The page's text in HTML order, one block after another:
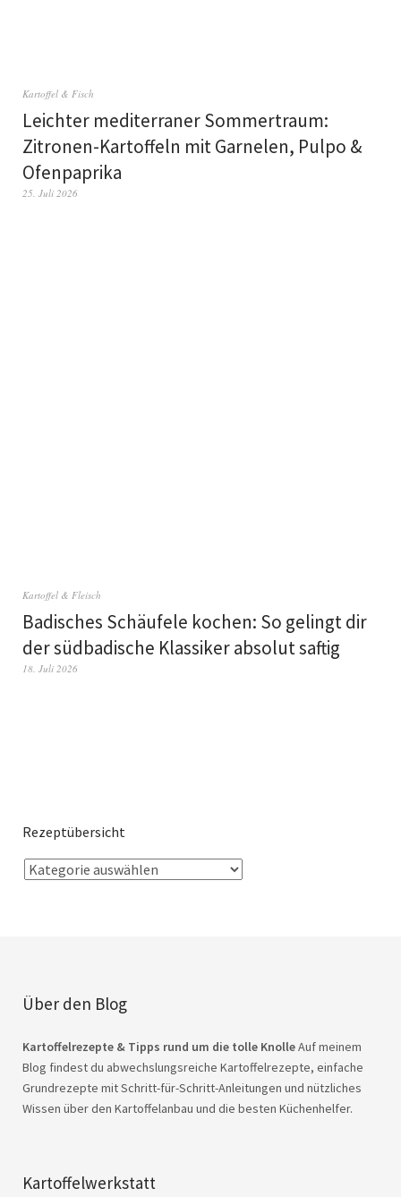
Kartoffel & Fisch
Leichter mediterraner Sommertraum:
Zitronen-Kartoffeln mit Garnelen, Pulpo &
Ofenpaprika
25. Juli 2026
Kartoffel & Fleisch
Badisches Schäufele kochen: So gelingt dir
der südbadische Klassiker absolut saftig
18. Juli 2026
Rezeptübersicht
Über den Blog
Kartoffelrezepte & Tipps rund um die tolle KnolleAuf meinem
Blog findest du abwechslungsreiche Kartoffelrezepte, einfache
Grundrezepte mit Schritt-für-Schritt-Anleitungen und nützliches
Wissen über den Kartoffelanbau und die besten Küchenhelfer.
Kartoffelwerkstatt